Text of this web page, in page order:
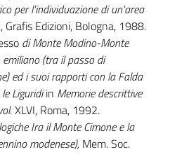
per l'individuazione di un'area
Grafis Edizioni, Bologna, 1988.
di Monte Modino-Monte
(tra il passo di
ed i suoi rapporti con la Falda
Liguridiin Memorie descrittive
XLVI, Roma, 1992.
Ira il Monte Cimone e la
modenese), Mem. Soc.